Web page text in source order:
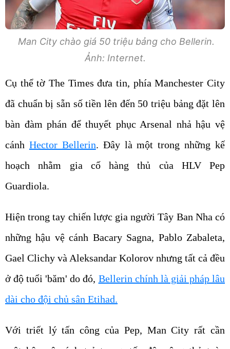
Man City chào giá 50 triệu bảng cho Bellerin.
Ảnh: Internet.
Cụ thể tờ The Times đưa tin, phía Manchester City
đã chuẩn bị sẵn số tiền lên đến 50 triệu bảng đặt lên
bàn đàm phán để thuyết phục Arsenal nhả hậu vệ
cánh Hector Bellerin. Đây là một trong những kế
hoạch nhằm gia cố hàng thủ của HLV Pep
Guardiola.
Hiện trong tay chiến lược gia người Tây Ban Nha có
những hậu vệ cánh Bacary Sagna, Pablo Zabaleta,
Gael Clichy và Aleksandar Kolorov nhưng tất cả đều
ở độ tuổi 'băm' do đó, Bellerin chính là giải pháp lâu
dài cho đội chủ sân Etihad.
Với triết lý tấn công của Pep, Man City rất cần